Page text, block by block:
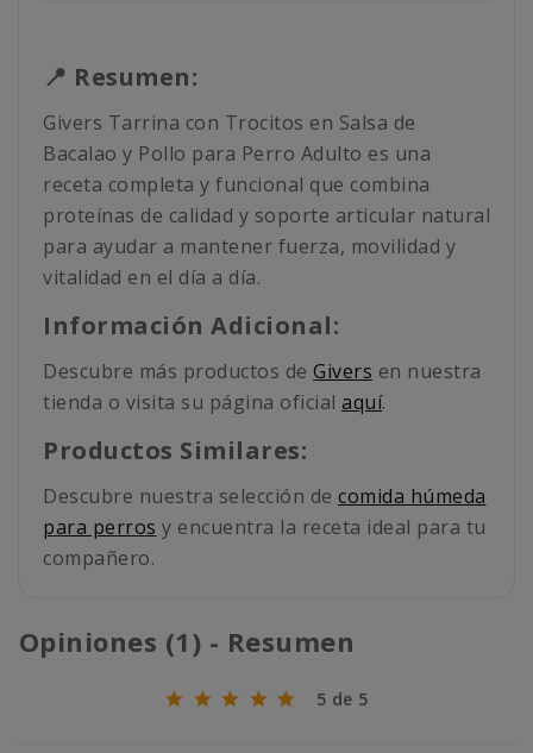
📍 Resumen:
Givers Tarrina con Trocitos en Salsa de
Bacalao y Pollo para Perro Adulto es una
receta completa y funcional que combina
proteínas de calidad y soporte articular natural
para ayudar a mantener fuerza, movilidad y
vitalidad en el día a día.
Información Adicional:
Descubre más productos de Givers en nuestra
tienda o visita su página oficial aquí.
Productos Similares:
Descubre nuestra selección de comida húmeda
para perros y encuentra la receta ideal para tu
compañero.
Opiniones (1) - Resumen
5 de 5